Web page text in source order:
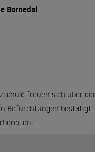
Bornedal
freuen sich über
Befürchtungen